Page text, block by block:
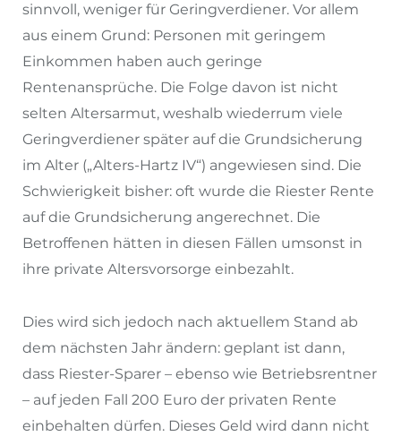
sinnvoll, weniger für Geringverdiener. Vor allem
aus einem Grund: Personen mit geringem
Einkommen haben auch geringe
Rentenansprüche. Die Folge davon ist nicht
selten Altersarmut, weshalb wiederrum viele
Geringverdiener später auf die Grundsicherung
im Alter („Alters-Hartz IV“) angewiesen sind. Die
Schwierigkeit bisher: oft wurde die Riester Rente
auf die Grundsicherung angerechnet. Die
Betroffenen hätten in diesen Fällen umsonst in
ihre private Altersvorsorge einbezahlt.
Dies wird sich jedoch nach aktuellem Stand ab
dem nächsten Jahr ändern: geplant ist dann,
dass Riester-Sparer – ebenso wie Betriebsrentner
– auf jeden Fall 200 Euro der privaten Rente
einbehalten dürfen. Dieses Geld wird dann nicht